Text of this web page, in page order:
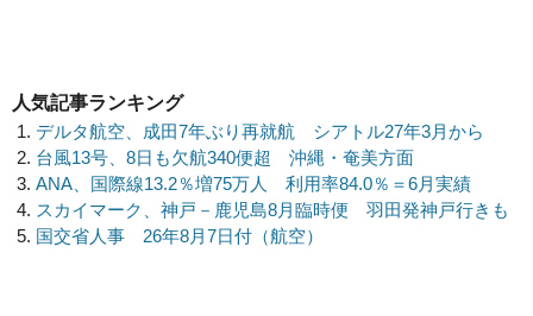
人気記事ランキング
デルタ航空、成田7年ぶり再就航 シアトル27年3月から
台風13号、8日も欠航340便超 沖縄・奄美方面
ANA、国際線13.2％増75万人 利用率84.0％＝6月実績
スカイマーク、神戸－鹿児島8月臨時便 羽田発神戸行きも
国交省人事 26年8月7日付（航空）